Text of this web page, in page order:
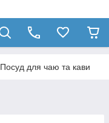
Посуд для чаю та кави